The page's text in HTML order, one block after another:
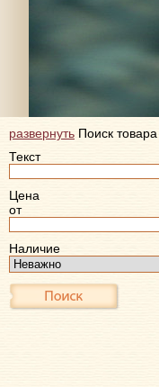
развернуть Поиск товара
Текст
Цена
от
Наличие